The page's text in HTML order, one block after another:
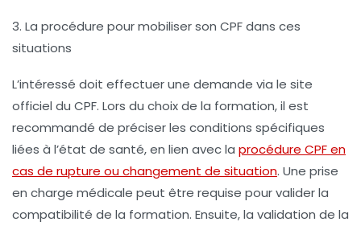
3. La procédure pour mobiliser son CPF dans ces
situations
L’intéressé doit effectuer une demande via le site
officiel du CPF. Lors du choix de la formation, il est
recommandé de préciser les conditions spécifiques
liées à l’état de santé, en lien avec la procédure CPF en
cas de rupture ou changement de situation. Une prise
en charge médicale peut être requise pour valider la
compatibilité de la formation. Ensuite, la validation de la